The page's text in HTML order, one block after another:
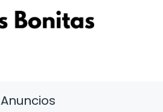
Anuncios